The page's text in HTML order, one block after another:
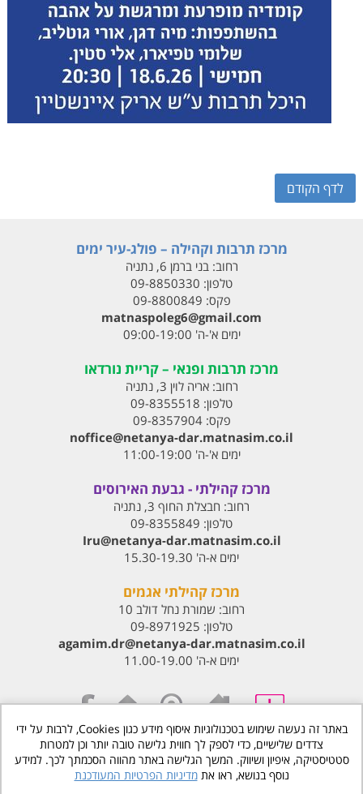
לדף הקודם
מרכז תרבות וקהילה – פולג-עיר ימים
רחוב:בני ברמן 6, נתניה
טלפון: 09-8850330
פקס: 09-8800849
matnaspoleg6@gmail.com
ימים א'-ה' 09:00-19:00
מרכז תרבות ופנאי – קריית נורדאו
רחוב:אריה לוין 3, נתניה
טלפון: 09-8355518
פקס:09-8357904
noffice@netanya-dar.matnasim.co.il
ימים א'-ה' 11:00-19:00
מרכז קהילתי - גבעת האירוסים
רחוב: חבצלת החוף 3, נתניה
טלפון: 09-8355849
Iru@netanya-dar.matnasim.co.il‏
ימים א-ה' 15.30-19.30
מרכז קהילתי אגמים
רחוב: שמורת נחל דולב 10
טלפון: 09-8971925
agamim.dr@netanya-dar.matnasim.co.il‏
ימים א-ה' 11.00-19.00
www.matnasdn.co.il
© כל הזכויות שמורות
הסדרי נגישות
באתר זה נעשה שימוש בטכנולוגיות איסוף מידע כגון Cookies, לרבות על ידי
צדדים שלישיים, כדי לספק לך חווית גלישה טובה יותר וכן למטרות
סטטיסטיקה, איפיון ושיווק. המשך הגלישה באתר מהווה הסכמתך לכך. למידע
נוסף בנושא, ראו אתמדיניות הפרטיות המעודכנת